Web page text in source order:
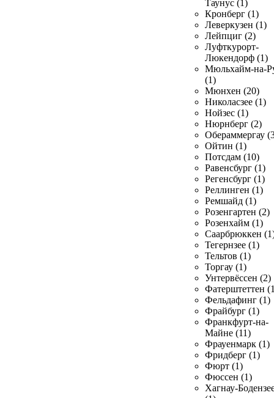
Таунус (1)
Кронберг (1)
Леверкузен (1)
Лейпциг (2)
Луфткурорт-
Люкендорф (1)
Мюльхайм-на-
(1)
Мюнхен (20)
Николасзее (1)
Нойзес (1)
Нюрнберг (2)
Обераммергау
Ойтин (1)
Потсдам (10)
Равенсбург (1)
Регенсбург (1)
Реллинген (1)
Ремшайд (1)
Розенгартен (2)
Розенхайм (1)
Саарбрюккен
Тегернзее (1)
Тельтов (1)
Торгау (1)
Унтервёссен (2)
Фатерштеттен
Фельдафинг (1)
Фрайбург (1)
Франкфурт-на-
Майне (11)
Фрауенмарк (1)
Фридберг (1)
Фюрт (1)
Фюссен (1)
Хагнау-